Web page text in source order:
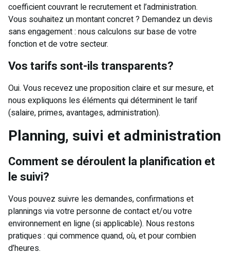
coefficient couvrant le recrutement et l’administration.
Vous souhaitez un montant concret ? Demandez un devis
sans engagement : nous calculons sur base de votre
fonction et de votre secteur.
Vos tarifs sont-ils transparents?
Oui. Vous recevez une proposition claire et sur mesure, et
nous expliquons les éléments qui déterminent le tarif
(salaire, primes, avantages, administration).
Planning, suivi et administration
Comment se déroulent la planification et
le suivi?
Vous pouvez suivre les demandes, confirmations et
plannings via votre personne de contact et/ou votre
environnement en ligne (si applicable). Nous restons
pratiques : qui commence quand, où, et pour combien
d’heures.